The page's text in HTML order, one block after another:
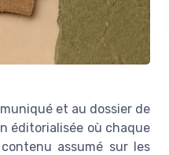
et au dossier de
éditorialisée où chaque
assumé sur les